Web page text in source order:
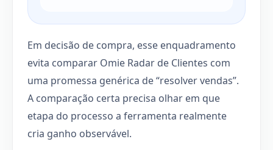
Em decisão de compra, esse enquadramento
evita comparar Omie Radar de Clientes com
uma promessa genérica de “resolver vendas”.
A comparação certa precisa olhar em que
etapa do processo a ferramenta realmente
cria ganho observável.